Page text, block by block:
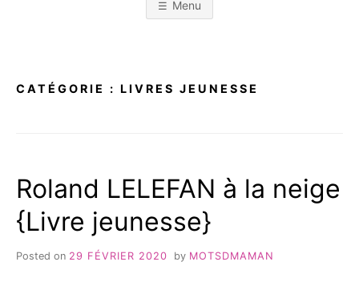
Menu
CATÉGORIE : LIVRES JEUNESSE
Roland LELEFAN à la neige
{Livre jeunesse}
Posted on 29 FÉVRIER 2020 by MOTSDMAMAN